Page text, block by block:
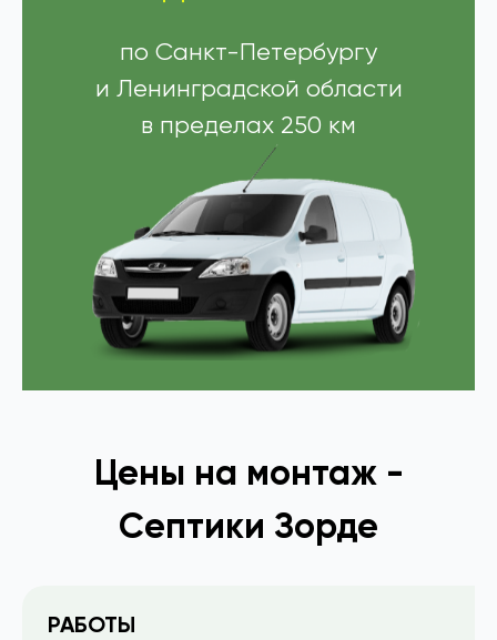
по Санкт-Петербургу
и Ленинградской области
в пределах 250 км
Цены на монтаж -
Септики Зорде
РАБОТЫ